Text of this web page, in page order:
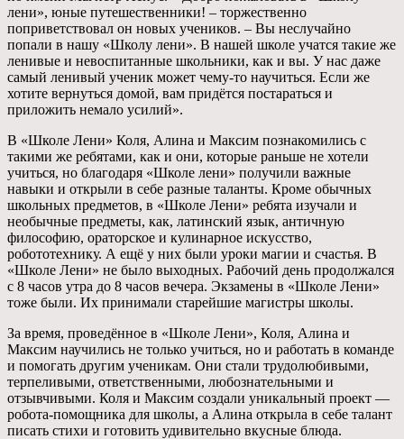
лени», юные путешественники! – торжественно
поприветствовал он новых учеников. – Вы неслучайно
попали в нашу «Школу лени». В нашей школе учатся такие же
ленивые и невоспитанные школьники, как и вы. У нас даже
самый ленивый ученик может чему-то научиться. Если же
хотите вернуться домой, вам придётся постараться и
приложить немало усилий».
В «Школе Лени» Коля, Алина и Максим познакомились с
такими же ребятами, как и они, которые раньше не хотели
учиться, но благодаря «Школе лени» получили важные
навыки и открыли в себе разные таланты. Кроме обычных
школьных предметов, в «Школе Лени» ребята изучали и
необычные предметы, как, латинский язык, античную
философию, ораторское и кулинарное искусство,
робототехнику. А ещё у них были уроки магии и счастья. В
«Школе Лени» не было выходных. Рабочий день продолжался
с 8 часов утра до 8 часов вечера. Экзамены в «Школе Лени»
тоже были. Их принимали старейшие магистры школы.
За время, проведённое в «Школе Лени», Коля, Алина и
Максим научились не только учиться, но и работать в команде
и помогать другим ученикам. Они стали трудолюбивыми,
терпеливыми, ответственными, любознательными и
отзывчивыми. Коля и Максим создали уникальный проект —
робота-помощника для школы, а Алина открыла в себе талант
писать стихи и готовить удивительно вкусные блюда.